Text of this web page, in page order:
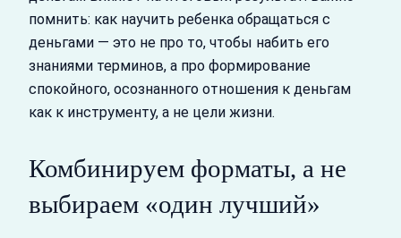
помнить: как научить ребенка обращаться с
деньгами — это не про то, чтобы набить его
знаниями терминов, а про формирование
спокойного, осознанного отношения к деньгам
как к инструменту, а не цели жизни.
Комбинируем форматы, а не
выбираем «один лучший»